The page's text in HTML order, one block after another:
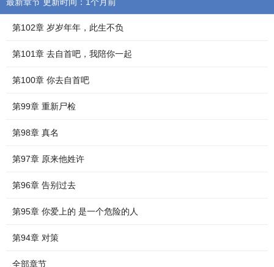
第102章 岁岁年年，此生不负
第101章 去自首吧，我陪你一起
第100章 你去自首吧
第99章 重新尸检
第98章 真名
第97章 原来他姓许
第96章 告别过去
第95章 你爱上的 是一个危险的人
第94章 对策
全部章节